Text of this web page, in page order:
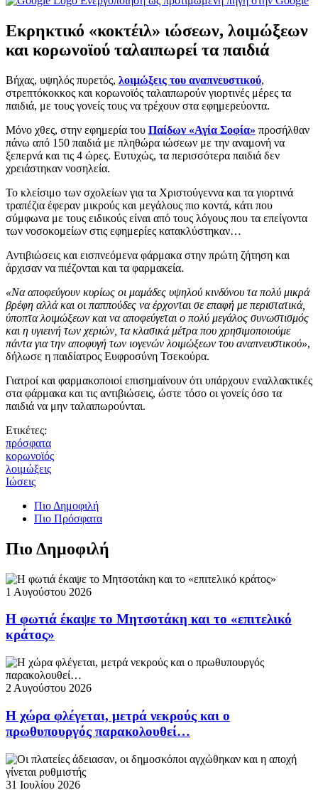
Εκρηκτικό «κοκτέιλ» ιώσεων, λοιμώξεων
και κορωνοϊού ταλαιπωρεί τα παιδιά
Βήχας, υψηλός πυρετός, λοιμώξεις του αναπνευστικού,
στρεπτόκοκκος και κορωνοϊός ταλαιπωρούν γιορτινές μέρες τα
παιδιά, με τους γονείς τους να τρέχουν στα εφημερεύοντα.
Μόνο χθες, στην εφημερία του Παίδων «Αγία Σοφία» προσήλθαν
πάνω από 150 παιδιά με πληθώρα ιώσεων με την αναμονή να
ξεπερνά και τις 4 ώρες. Ευτυχώς, τα περισσότερα παιδιά δεν
χρειάστηκαν νοσηλεία.
Το κλείσιμο των σχολείων για τα Χριστούγεννα και τα γιορτινά
τραπέζια έφεραν μικρούς και μεγάλους πιο κοντά, κάτι που
σύμφωνα με τους ειδικούς είναι από τους λόγους που τα επείγοντα
των νοσοκομείων στις εφημερίες κατακλύστηκαν…
Αντιβιώσεις και εισπνεόμενα φάρμακα στην πρώτη ζήτηση και
άρχισαν να πιέζονται και τα φαρμακεία.
«Να αποφεύγουν κυρίως οι μαμάδες υψηλού κινδύνου τα πολύ μικρά
βρέφη αλλά και οι παππούδες να έρχονται σε επαφή με περιστατικά,
ύποπτα λοιμώξεων και να αποφεύγεται ο πολύ μεγάλος συνωστισμός
και η υγιεινή των χεριών, τα κλασικά μέτρα που χρησιμοποιούμε
πάντα για την αποφυγή των ιογενών λοιμώξεων του αναπνευστικού»,
δήλωσε η παιδίατρος Ευφροσύνη Τσεκούρα.
Γιατροί και φαρμακοποιοί επισημαίνουν ότι υπάρχουν εναλλακτικές
στα φάρμακα και τις αντιβιώσεις, ώστε τόσο οι γονείς όσο τα
παιδιά να μην ταλαιπωρούνται.
Ετικέτες:
πρόσφατα
κορωνοϊός
λοιμώξεις
Ιώσεις
Πιο Δημοφιλή
Πιο Πρόσφατα
Πιο Δημοφιλή
1 Αυγούστου 2026
Η φωτιά έκαψε το Μητσοτάκη και το «επιτελικό
κράτος»
2 Αυγούστου 2026
Η χώρα φλέγεται, μετρά νεκρούς και ο
πρωθυπουργός παρακολουθεί…
31 Ιουλίου 2026